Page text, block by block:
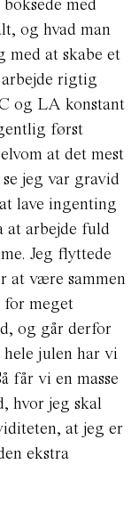
og hvad man
med at skabe et
rigtig
og LA konstant
først
at det mest
jeg var gravid
lave ingenting
at arbejde fuld
Jeg flyttede
at være sammen
for meget
og går derfor
julen har vi
får vi en masse
hvor jeg skal
at jeg er
ekstra